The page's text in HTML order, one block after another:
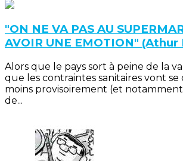
"ON NE VA PAS AU
AVOIR UNE EMOTION" (Athur
Alors que le pays sort à peine de la
que les contraintes sanitaires vont se
moins provisoirement (et notamment
de...